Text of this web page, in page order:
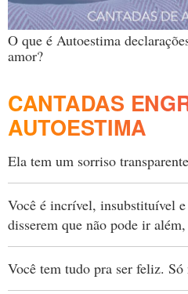
O que é Autoestima
amor?
CANTADAS
AUTOESTIMA
Ela tem um sorriso
Você é incrível, insubstituível
disserem que não pode ir
Você tem tudo pra ser feliz. Só